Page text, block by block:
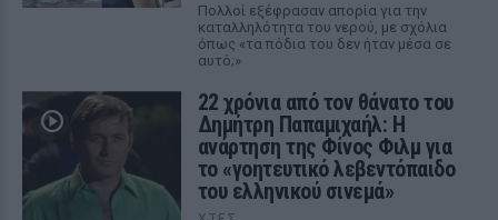
Πολλοί εξέφρασαν απορία για την
καταλληλότητα του νερού, με σχόλια
όπως «τα πόδια του δεν ήταν μέσα σε
αυτό;»
22 χρόνια από τον θάνατο του
Δημήτρη Παπαμιχαήλ: Η
ανάρτηση της Φίνος Φιλμ για
το «γοητευτικό λεβεντόπαιδο
του ελληνικού σινεμά»